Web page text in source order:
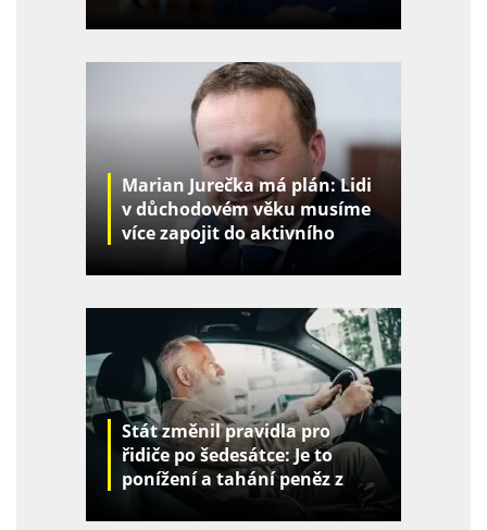
Marian Jurečka má plán: Lidi
v důchodovém věku musíme
více zapojit do aktivního
Stát změnil pravidla pro
řidiče po šedesátce: Je to
ponížení a tahání peněz z